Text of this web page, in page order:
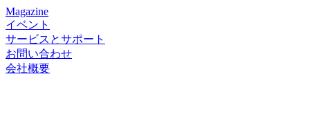
Magazine
イベント
サービスとサポート
お問い合わせ
会社概要